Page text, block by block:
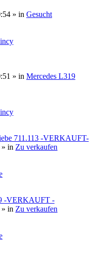
» in Gesucht
» in Mercedes L319
711.113 -VERKAUFT-
» in Zu verkaufen
-VERKAUFT -
» in Zu verkaufen